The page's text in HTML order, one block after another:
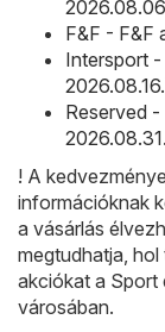
F&F - F&F
Intersport
Reserved
! A
információknak
a vásárlás
megtudhatja,
akciókat a Sport
városában.